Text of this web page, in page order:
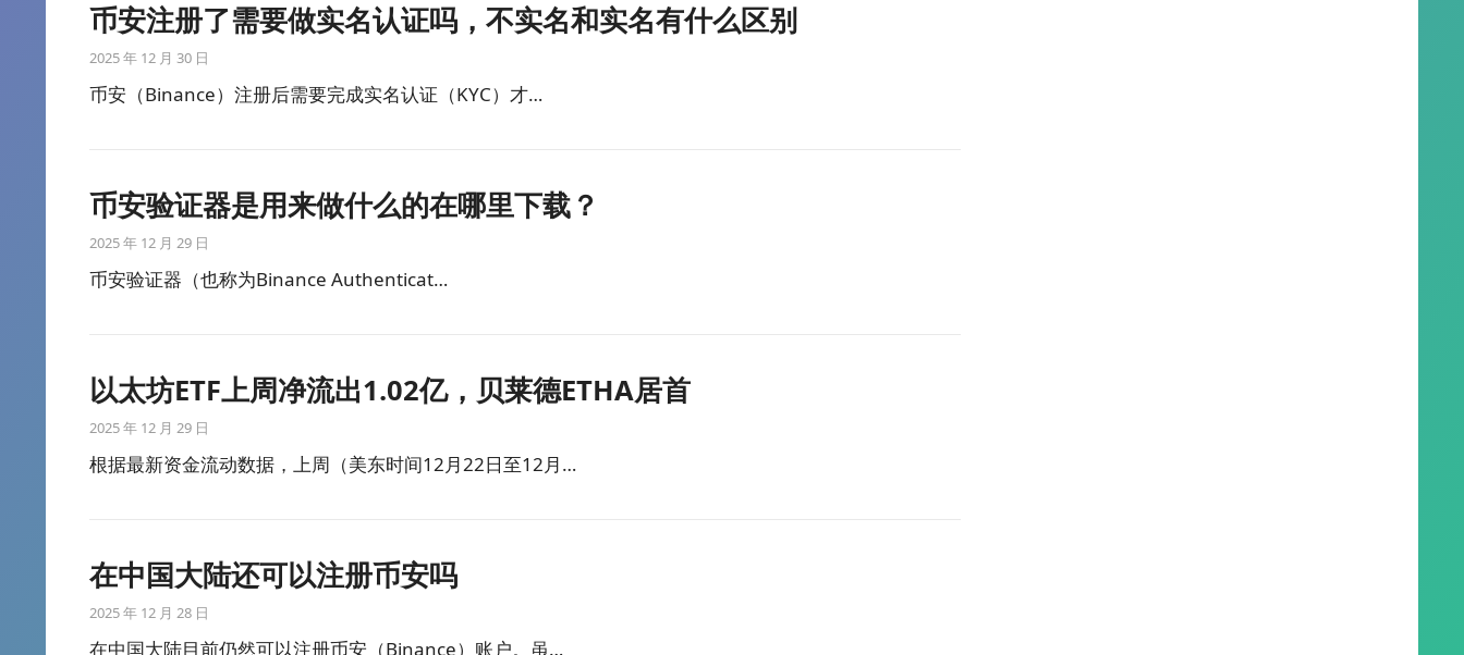
币安注册了需要做实名认证吗，不实名和实名有什么区别
2025 年 12 月 30 日
币安（Binance）注册后需要完成实名认证（KYC）才…
币安验证器是用来做什么的在哪里下载？
2025 年 12 月 29 日
币安验证器（也称为Binance Authenticat…
以太坊ETF上周净流出1.02亿，贝莱德ETHA居首
2025 年 12 月 29 日
根据最新资金流动数据，上周（美东时间12月22日至12月…
在中国大陆还可以注册币安吗
2025 年 12 月 28 日
在中国大陆目前仍然可以注册币安（Binance）账户。虽…